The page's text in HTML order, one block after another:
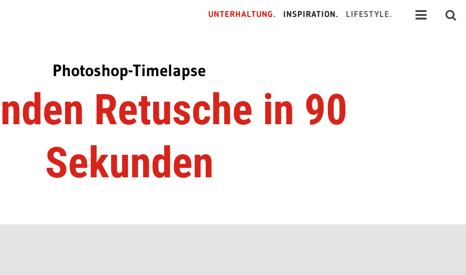
UNTERHALTUNG. INSPIRATION. LIFESTYLE.
Photoshop-Timelapse
Retusche in 90
Sekunden